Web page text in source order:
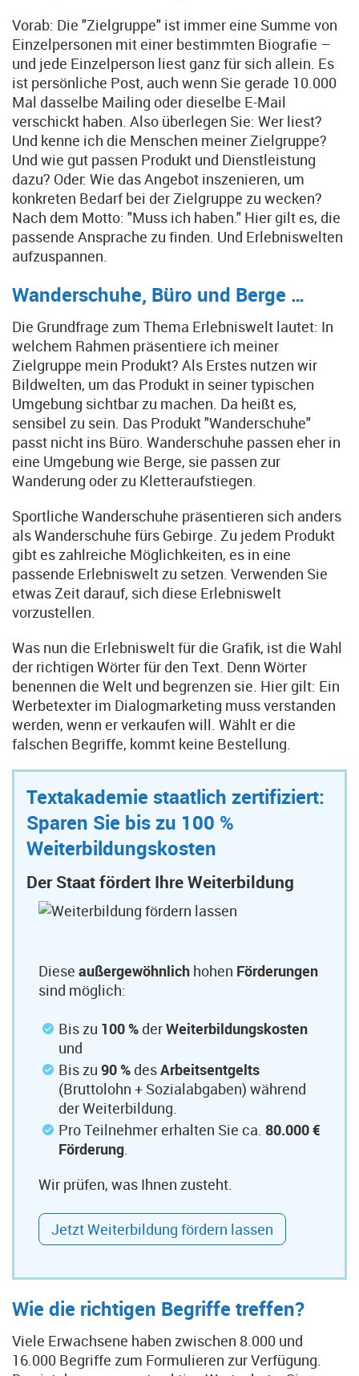
Vorab: Die "Zielgruppe" ist immer eine Summe von
Einzelpersonen mit einer bestimmten Biografie –
und jede Einzelperson liest ganz für sich allein. Es
ist persönliche Post, auch wenn Sie gerade 10.000
Mal dasselbe Mailing oder dieselbe E-Mail
verschickt haben. Also überlegen Sie: Wer liest?
Und kenne ich die Menschen meiner Zielgruppe?
Und wie gut passen Produkt und Dienstleistung
dazu? Oder: Wie das Angebot inszenieren, um
konkreten Bedarf bei der Zielgruppe zu wecken?
Nach dem Motto: "Muss ich haben." Hier gilt es, die
passende Ansprache zu finden. Und Erlebniswelten
aufzuspannen.
Wanderschuhe, Büro und Berge …
Die Grundfrage zum Thema Erlebniswelt lautet: In
welchem Rahmen präsentiere ich meiner
Zielgruppe mein Produkt? Als Erstes nutzen wir
Bildwelten, um das Produkt in seiner typischen
Umgebung sichtbar zu machen. Da heißt es,
sensibel zu sein. Das Produkt "Wanderschuhe"
passt nicht ins Büro. Wanderschuhe passen eher in
eine Umgebung wie Berge, sie passen zur
Wanderung oder zu Kletteraufstiegen.
Sportliche Wanderschuhe präsentieren sich anders
als Wanderschuhe fürs Gebirge. Zu jedem Produkt
gibt es zahlreiche Möglichkeiten, es in eine
passende Erlebniswelt zu setzen. Verwenden Sie
etwas Zeit darauf, sich diese Erlebniswelt
vorzustellen.
Was nun die Erlebniswelt für die Grafik, ist die Wahl
der richtigen Wörter für den Text. Denn Wörter
benennen die Welt und begrenzen sie. Hier gilt: Ein
Werbetexter im Dialogmarketing muss verstanden
werden, wenn er verkaufen will. Wählt er die
falschen Begriffe, kommt keine Bestellung.
Textakademie staatlich zertifiziert:
Sparen Sie bis zu 100 %
Weiterbildungskosten
Der Staat fördert Ihre Weiterbildung
Diese außergewöhnlich hohen Förderungen
sind möglich:
Bis zu 100 % derWeiterbildungskosten
und
Bis zu 90 % desArbeitsentgelts
(Bruttolohn + Sozialabgaben) während
der Weiterbildung.
Pro Teilnehmer erhalten Sie ca. 80.000 €
Förderung.
Wir prüfen, was Ihnen zusteht.
Jetzt Weiterbildung fördern lassen
Wie die richtigen Begriffe treffen?
Viele Erwachsene haben zwischen 8.000 und
16.000 Begriffe zum Formulieren zur Verfügung.